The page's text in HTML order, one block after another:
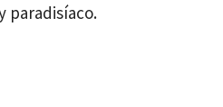
paradisíaco.